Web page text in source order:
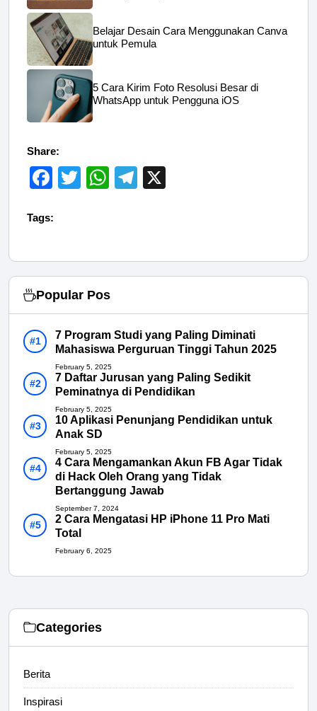
Belajar Desain Cara Menggunakan Canva
untuk Pemula
5 Cara Kirim Foto Resolusi Besar di
WhatsApp untuk Pengguna iOS
Share:
F
c
b
o
o
k
T
W
A
p
p
T
a
Tags:
Popular Pos
7 Program Studi yang Paling Diminati
Mahasiswa Perguruan Tinggi Tahun 2025
February 5, 2025
7 Daftar Jurusan yang Paling Sedikit
Peminatnya di Pendidikan
February 5, 2025
10 Aplikasi Penunjang Pendidikan untuk
Anak SD
February 5, 2025
4 Cara Mengamankan Akun FB Agar Tidak
di Hack Oleh Orang yang Tidak
Bertanggung Jawab
September 7, 2024
2 Cara Mengatasi HP iPhone 11 Pro Mati
Total
February 6, 2025
Categories
Berita
Inspirasi